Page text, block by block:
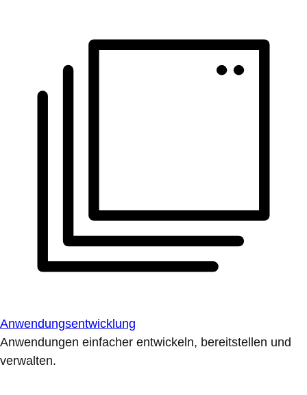
Anwendungsentwicklung
Anwendungen einfacher entwickeln, bereitstellen und
verwalten.